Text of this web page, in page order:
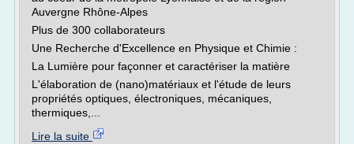
Auvergne Rhône-Alpes
Plus de 300 collaborateurs
Une Recherche d'Excellence en Physique et Chimie :
La Lumière pour façonner et caractériser la matière
L'élaboration de (nano)matériaux et l'étude de leurs
propriétés optiques, électroniques, mécaniques,
thermiques,...
Lire la suite